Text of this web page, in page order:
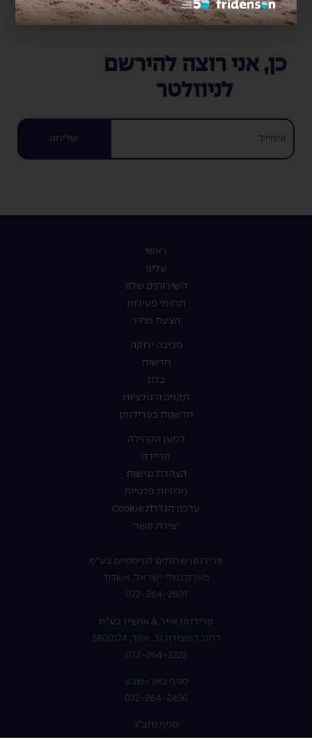
כן, אני רוצה להירשם
לניוזלטר
שליחה
ראשי
עלינו
השירותים שלנו
תחומי פעילות
הצעת מחיר
סביבה ירוקה
חדשות
בלוג
תקנים ורגולציות
חדשנות בפרידנזון
למען הקהילה
קריירה
הצהרת נגישות
מדיניות פרטיות
עדכון הגדרת Cookie
יצירת קשר
פרידנזון שרותים לוגיסטיים בע"מ
פארק נמלי ישראל, אשדוד
072-264-2601
פרידנזון אייר & אושיין בע"מ
רחוב המצודה 31, אזור, 5800174
072-264-2222
סניף באר-שבע
072-264-2456
סניף נתב”ג